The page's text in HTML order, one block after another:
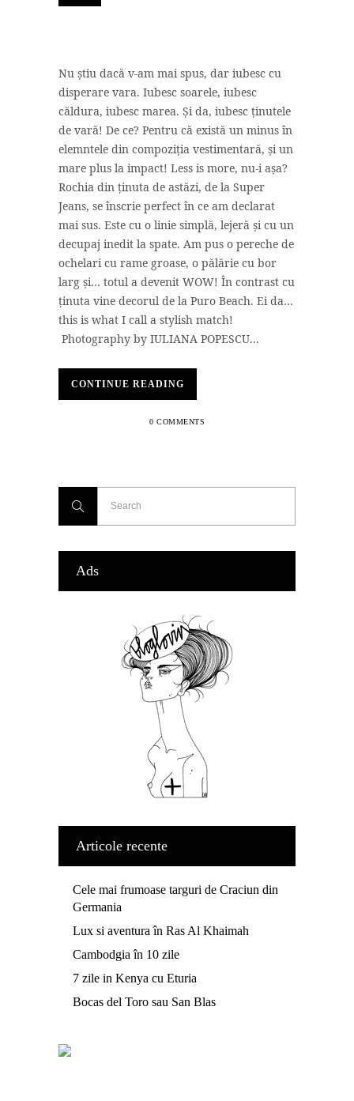
Nu știu dacă v-am mai spus, dar iubesc cu
disperare vara. Iubesc soarele, iubesc
căldura, iubesc marea. Și da, iubesc ținutele
de vară! De ce? Pentru că există un minus în
elemntele din compoziția vestimentară, și un
mare plus la impact! Less is more, nu-i așa?
Rochia din ținuta de astăzi, de la Super
Jeans, se înscrie perfect în ce am declarat
mai sus. Este cu o linie simplă, lejeră și cu un
decupaj inedit la spate. Am pus o pereche de
ochelari cu rame groase, o pălărie cu bor
larg și… totul a devenit WOW! În contrast cu
ținuta vine decorul de la Puro Beach. Ei da…
this is what I call a stylish match!
Photography by IULIANA POPESCU...
CONTINUE READING
0 COMMENTS
Ads
Articole recente
Cele mai frumoase targuri de Craciun din
Germania
Lux si aventura în Ras Al Khaimah
Cambodgia în 10 zile
7 zile in Kenya cu Eturia
Bocas del Toro sau San Blas